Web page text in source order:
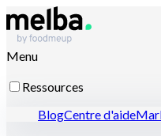
Menu
Ressources
BlogCentre d'aide